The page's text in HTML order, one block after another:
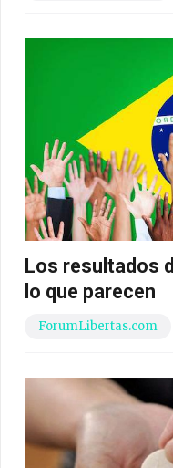
Los resultados
lo que parecen
ForumLibertas.com